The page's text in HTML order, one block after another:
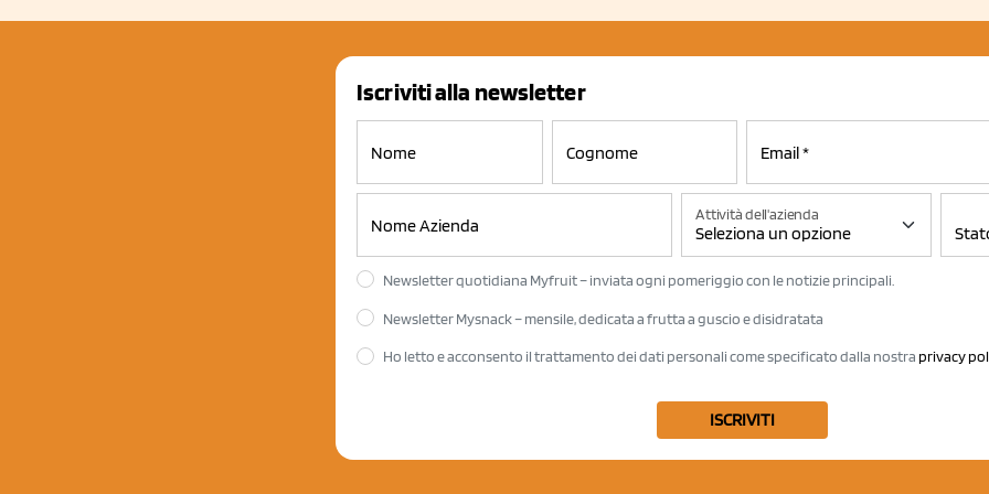
Iscriviti alla newsletter
Attività dell'azienda
Newsletter quotidiana Myfruit – inviata ogni pomeriggio con le notizie principali.
Newsletter Mysnack – mensile, dedicata a frutta a guscio e disidratata
Ho letto e acconsento il trattamento dei dati personali come specificato dalla nostra privacy
ISCRIVITI